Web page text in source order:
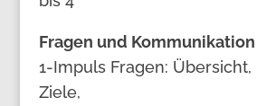
Fragen und Kommunikation
1-Impuls Fragen: Übersicht,
Ziele,